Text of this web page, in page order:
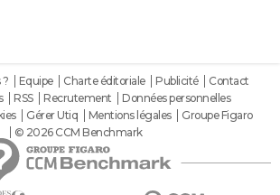
Equipe Charte éditoriale Publicité
Contact
RSS Recrutement
Données personnelles
Gérer Utiq Mentions légales
Groupe Figaro
© 2026 CCM Benchmark